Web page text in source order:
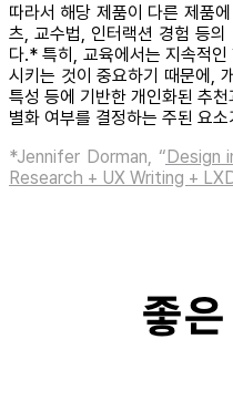
따라서 해당 제품이 다른 제품
츠, 교수법, 인터랙션 경험 등
다.* 특히, 교육에서는 지속적
시키는 것이 중요하기 때문에,
특성 등에 기반한 개인화된 추
별화 여부를 결정하는 주된 요소
*Jennifer Dorman, “Design
Research + UX Writing +